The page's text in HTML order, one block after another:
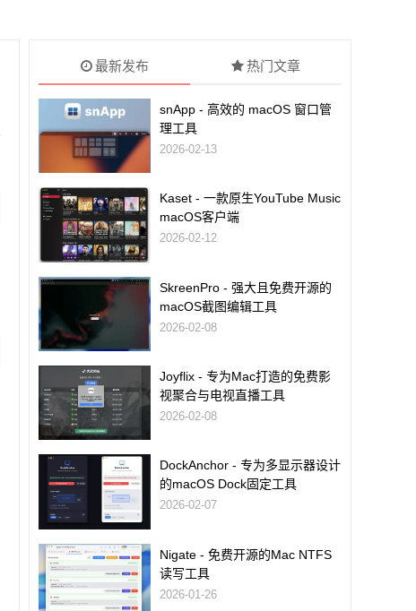
最新发布 热门文章
snApp - 高效的 macOS 窗口管
理工具
2026-02-13
Kaset - 一款原生YouTube Music
macOS客户端
2026-02-12
SkreenPro - 强大且免费开源的
macOS截图编辑工具
2026-02-08
Joyflix - 专为Mac打造的免费影
视聚合与电视直播工具
2026-02-08
DockAnchor - 专为多显示器设计
的macOS Dock固定工具
2026-02-07
Nigate - 免费开源的Mac NTFS
读写工具
2026-01-26